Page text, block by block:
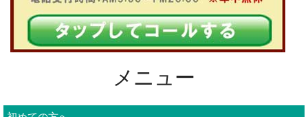
メニュー